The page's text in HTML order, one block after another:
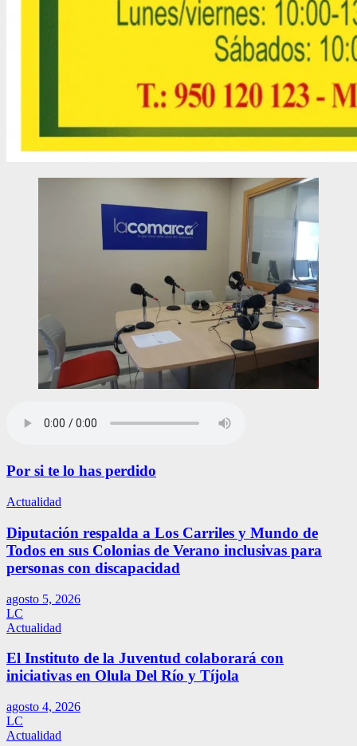
Por si te lo has perdido
Actualidad
Diputación respalda a Los Carriles y Mundo de
Todos en sus Colonias de Verano inclusivas para
personas con discapacidad
agosto 5, 2026
LC
Actualidad
El Instituto de la Juventud colaborará con
iniciativas en Olula Del Río y Tíjola
agosto 4, 2026
LC
Actualidad